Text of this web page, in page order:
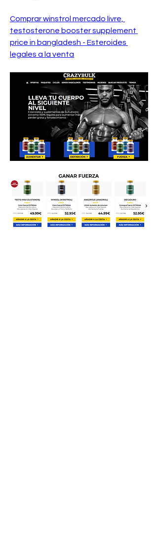
Comprar winstrol mercado livre,
testosterone booster supplement
price in bangladesh - Esteroides
legales a la venta